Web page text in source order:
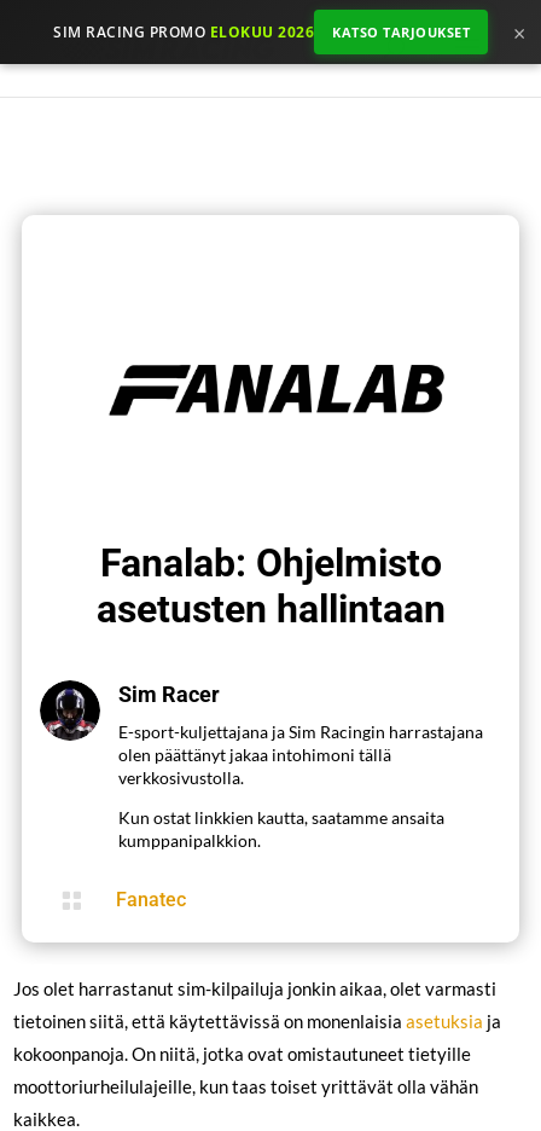
SIM RACING PROMO ELOKUU 2026 KATSO TARJOUKSET ×
Fanalab: Ohjelmisto
asetusten hallintaan
Sim Racer
E-sport-kuljettajana ja Sim Racingin harrastajana
olen päättänyt jakaa intohimoni tällä
verkkosivustolla.
Kun ostat linkkien kautta, saatamme ansaita
kumppanipalkkion.
 Fanatec
Jos olet harrastanut sim-kilpailuja jonkin aikaa, olet varmasti
tietoinen siitä, että käytettävissä on monenlaisiaasetuksia ja
kokoonpanoja. On niitä, jotka ovat omistautuneet tietyille
moottoriurheilulajeille, kun taas toiset yrittävät olla vähän
kaikkea.